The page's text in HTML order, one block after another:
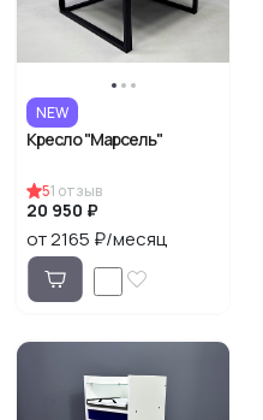
NEW
Кресло "Марсель"
51 отзыв
20 950 ₽
от 2165 ₽/месяц